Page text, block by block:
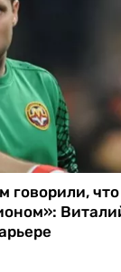
говорили,